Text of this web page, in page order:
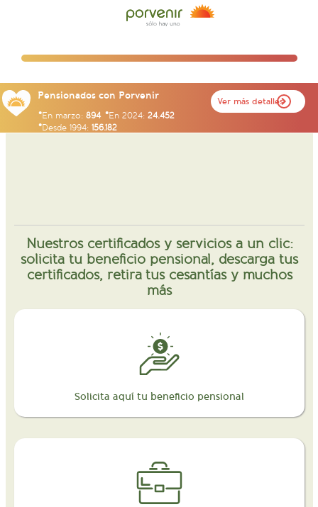
Pensionados con Porvenir
En marzo: 894 En 2024: 24.452
Desde 1994: 156.182
Ver más detalles
Nuestros certificados y servicios a un clic:
solicita tu beneficio pensional, descarga tus
certificados, retira tus cesantías y muchos
más
Solicita aquí tu beneficio pensional